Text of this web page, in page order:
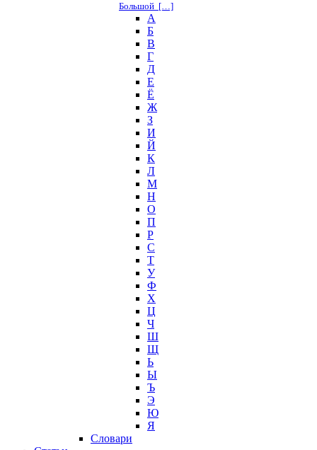
Большой […]
А
Б
В
Г
Д
Е
Ё
Ж
З
И
Й
К
Л
М
Н
О
П
Р
С
Т
У
Ф
Х
Ц
Ч
Ш
Щ
Ь
Ы
Ъ
Э
Ю
Я
Cловари